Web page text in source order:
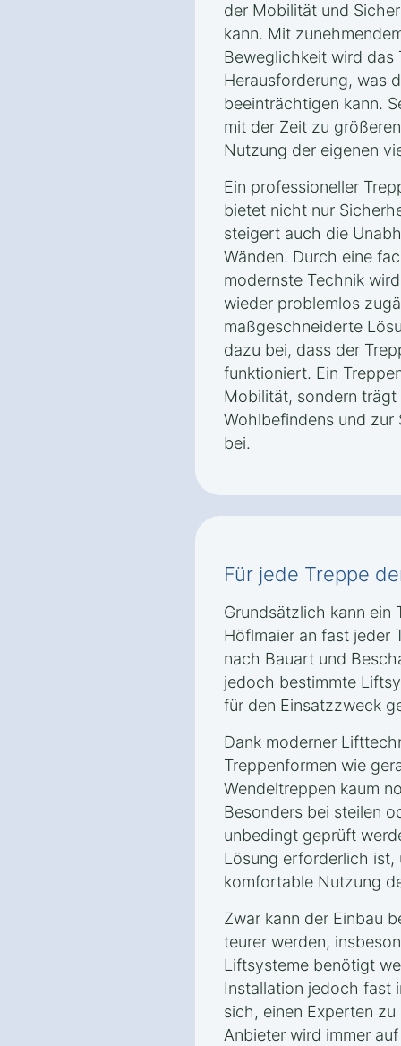
der Mobilität und
kann. Mit
Beweglichkeit wird das
Herausforderung, was
beeinträchtigen kann.
mit der Zeit zu
Nutzung der eigenen
Ein professioneller
bietet nicht nur
steigert auch die
Wänden. Durch eine
modernste Technik
wieder problemlos
maßgeschneiderte
dazu bei, dass der
funktioniert. Ein
Mobilität, sondern
Wohlbefindens und
bei.
Für jede Treppe
Grundsätzlich kann ein
Höflmaier an fast jeder
nach Bauart und
jedoch bestimmte
für den Einsatzzweck
Dank moderner
Treppenformen wie
Wendeltreppen kaum
Besonders bei steilen
unbedingt geprüft
Lösung erforderlich ist,
komfortable Nutzung
Zwar kann der Einbau
teurer werden,
Liftsysteme benötigt
Installation jedoch fast
sich, einen Experten
Anbieter wird immer